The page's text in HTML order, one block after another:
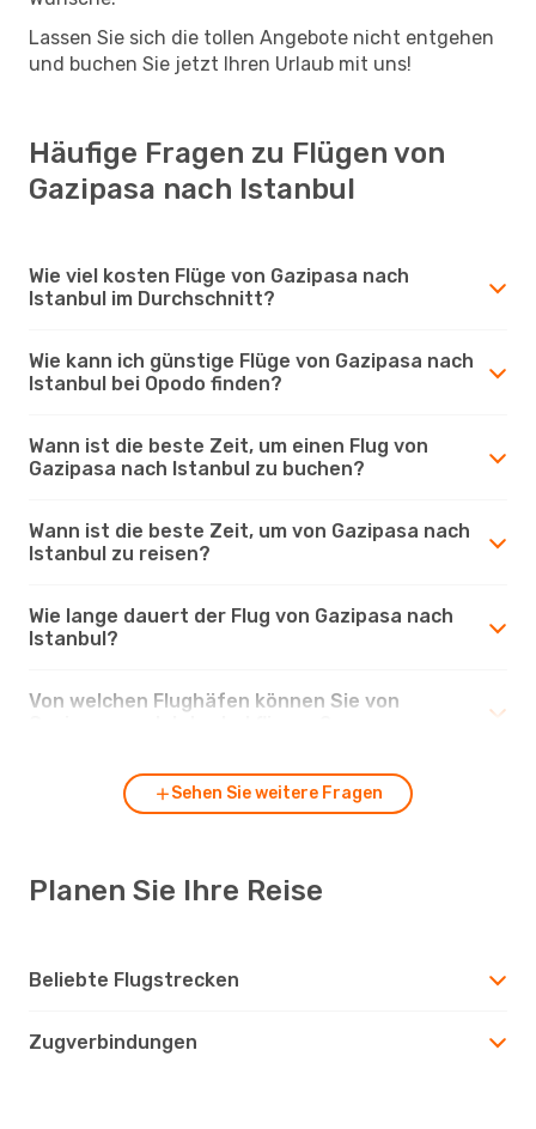
Lassen Sie sich die tollen Angebote nicht entgehen
und buchen Sie jetzt Ihren Urlaub mit uns!
Häufige Fragen zu Flügen von
Gazipasa nach Istanbul
Wie viel kosten Flüge von Gazipasa nach
Istanbul im Durchschnitt?
Wie kann ich günstige Flüge von Gazipasa nach
Istanbul bei Opodo finden?
Wann ist die beste Zeit, um einen Flug von
Gazipasa nach Istanbul zu buchen?
Wann ist die beste Zeit, um von Gazipasa nach
Istanbul zu reisen?
Wie lange dauert der Flug von Gazipasa nach
Istanbul?
Von welchen Flughäfen können Sie von
Sehen Sie weitere Fragen
Planen Sie Ihre Reise
Beliebte Flugstrecken
Zugverbindungen